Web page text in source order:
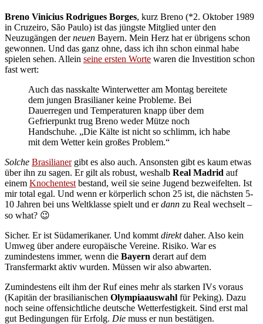
Breno Vinicius Rodrigues Borges, kurz Breno (*2. Oktober 1989
in Cruzeiro, São Paulo) ist das jüngste Mitglied unter den
Neuzugängen derneuen Bayern. Mein Herz hat er übrigens schon
gewonnen. Und das ganz ohne, dass ich ihn schon einmal habe
spielen sehen. Allein seine ersten Worte waren die Investition schon
fast wert:
Auch das nasskalte Winterwetter am Montag bereitete
dem jungen Brasilianer keine Probleme. Bei
Dauerregen und Temperaturen knapp über dem
Gefrierpunkt trug Breno weder Mütze noch
Handschuhe. „Die Kälte ist nicht so schlimm, ich habe
mit dem Wetter kein großes Problem.“
Solche Brasilianergibt es also auch. Ansonsten gibt es kaum etwas
über ihn zu sagen. Er gilt als robust, weshalb Real Madrid auf
einem Knochentest bestand, weil sie seine Jugend bezweifelten. Ist
mir total egal. Und wenn er körperlich schon 25 ist, die nächsten 5-
10 Jahren bei uns Weltklasse spielt und erdann zu Real wechselt –
so what? 😉
Sicher. Er ist Südamerikaner. Und kommt direktdaher. Also kein
Umweg über andere europäische Vereine. Risiko. War es
zumindestens immer, wenn die Bayern derart auf dem
Transfermarkt aktiv wurden. Müssen wir also abwarten.
Zumindestens eilt ihm der Ruf eines mehr als starken IVs voraus
(Kapitän der brasilianischen Olympiaauswahl für Peking). Dazu
noch seine offensichtliche deutsche Wetterfestigkeit. Sind erst mal
gut Bedingungen für Erfolg. Die muss er nun bestätigen.